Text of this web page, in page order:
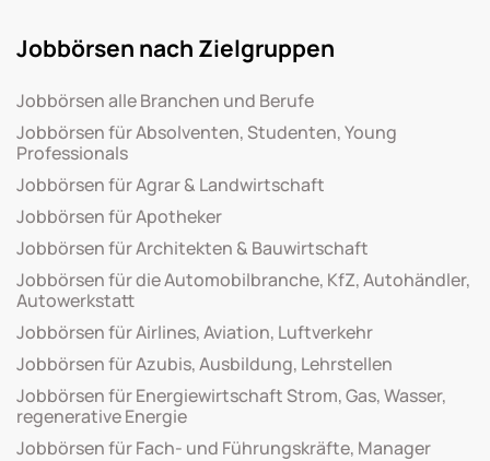
Jobbörsen nach Zielgruppen
Jobbörsen alle Branchen und Berufe
Jobbörsen für Absolventen, Studenten, Young
Professionals
Jobbörsen für Agrar & Landwirtschaft
Jobbörsen für Apotheker
Jobbörsen für Architekten & Bauwirtschaft
Jobbörsen für die Automobilbranche, KfZ, Autohändler,
Autowerkstatt
Jobbörsen für Airlines, Aviation, Luftverkehr
Jobbörsen für Azubis, Ausbildung, Lehrstellen
Jobbörsen für Energiewirtschaft Strom, Gas, Wasser,
regenerative Energie
Jobbörsen für Fach- und Führungskräfte, Manager